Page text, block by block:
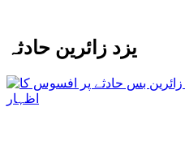
یزد زائرین حادثہ